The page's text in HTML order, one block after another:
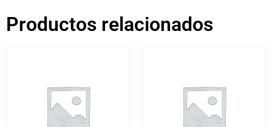
Productos relacionados